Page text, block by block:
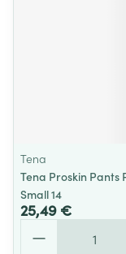
Tena
Tena Proskin Pants
Small 14
25,49 €